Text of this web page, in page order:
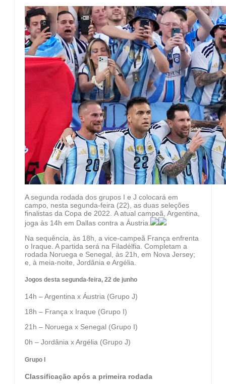
A segunda rodada dos grupos I e J colocará em
campo, nesta segunda-feira (22), as duas seleções
finalistas da Copa de 2022. A atual campeã, Argentina,
joga às 14h em Dallas contra a Áustria.
Na sequência, às 18h, a vice-campeã França enfrenta
o Iraque. A partida será na Filadélfia. Completam a
rodada Noruega e Senegal, às 21h, em Nova Jersey;
e, à meia-noite, Jordânia e Argélia.
Jogos desta segunda-feira, 22 de junho
14h – Argentina x Áustria (Grupo J)
18h – França x Iraque (Grupo I)
21h – Noruega x Senegal (Grupo I)
0h – Jordânia x Argélia (Grupo J)
Grupo I
Classificação após a primeira rodada